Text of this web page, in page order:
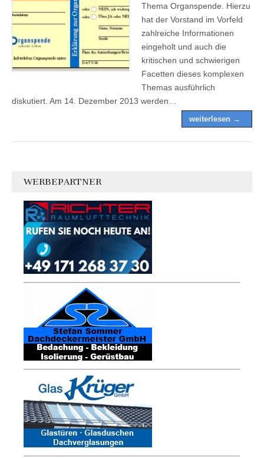
Thema Organspende. Hierzu
hat der Vorstand im Vorfeld
zahlreiche Informationen
eingeholt und auch die
kritischen und schwierigen
Facetten dieses komplexen
Themas ausführlich
diskutiert. Am 14. Dezember 2013 werden…
weiterlesen →
WERBEPARTNER